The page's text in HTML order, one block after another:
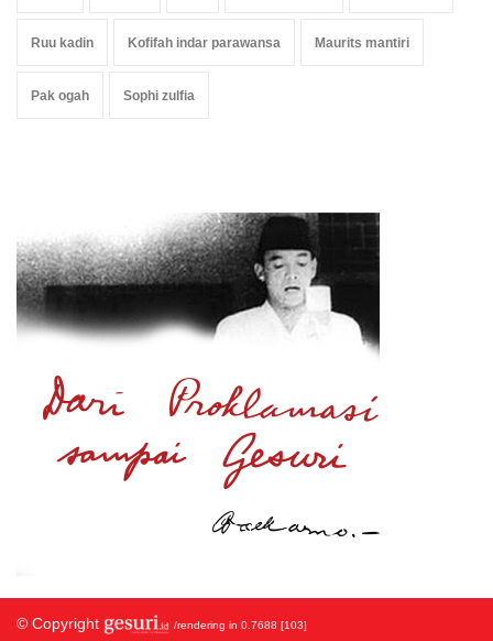
Ruu kadin Kofifah indar parawansa Maurits mantiri
Pak ogah Sophi zulfia
© Copyright /rendering in 0.7688 [103]